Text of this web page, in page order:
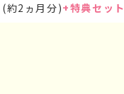
(約2ヵ月分)+特典セット